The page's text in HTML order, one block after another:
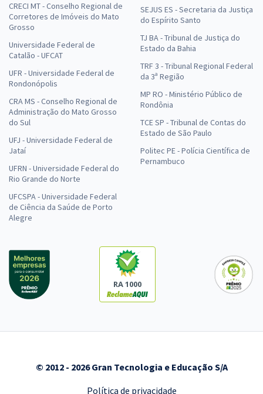
CRECI MT - Conselho Regional de
Corretores de Imóveis do Mato
Grosso
Universidade Federal de
Catalão - UFCAT
UFR - Universidade Federal de
Rondonópolis
CRA MS - Conselho Regional de
Administração do Mato Grosso
do Sul
UFJ - Universidade Federal de
Jataí
UFRN - Universidade Federal do
Rio Grande do Norte
UFCSPA - Universidade Federal
de Ciência da Saúde de Porto
Alegre
SEJUS ES - Secretaria da Justiça
do Espírito Santo
TJ BA - Tribunal de Justiça do
Estado da Bahia
TRF 3 - Tribunal Regional Federal
da 3ª Região
MP RO - Ministério Público de
Rondônia
TCE SP - Tribunal de Contas do
Estado de São Paulo
Politec PE - Polícia Científica de
Pernambuco
RA 1000
© 2012 - 2026 Gran Tecnologia e Educação S/A
Política de privacidade